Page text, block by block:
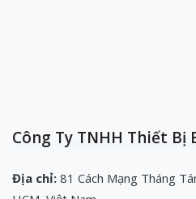
Công Ty TNHH Thiết Bị
Địa chỉ: 81 Cách Mạng Tháng